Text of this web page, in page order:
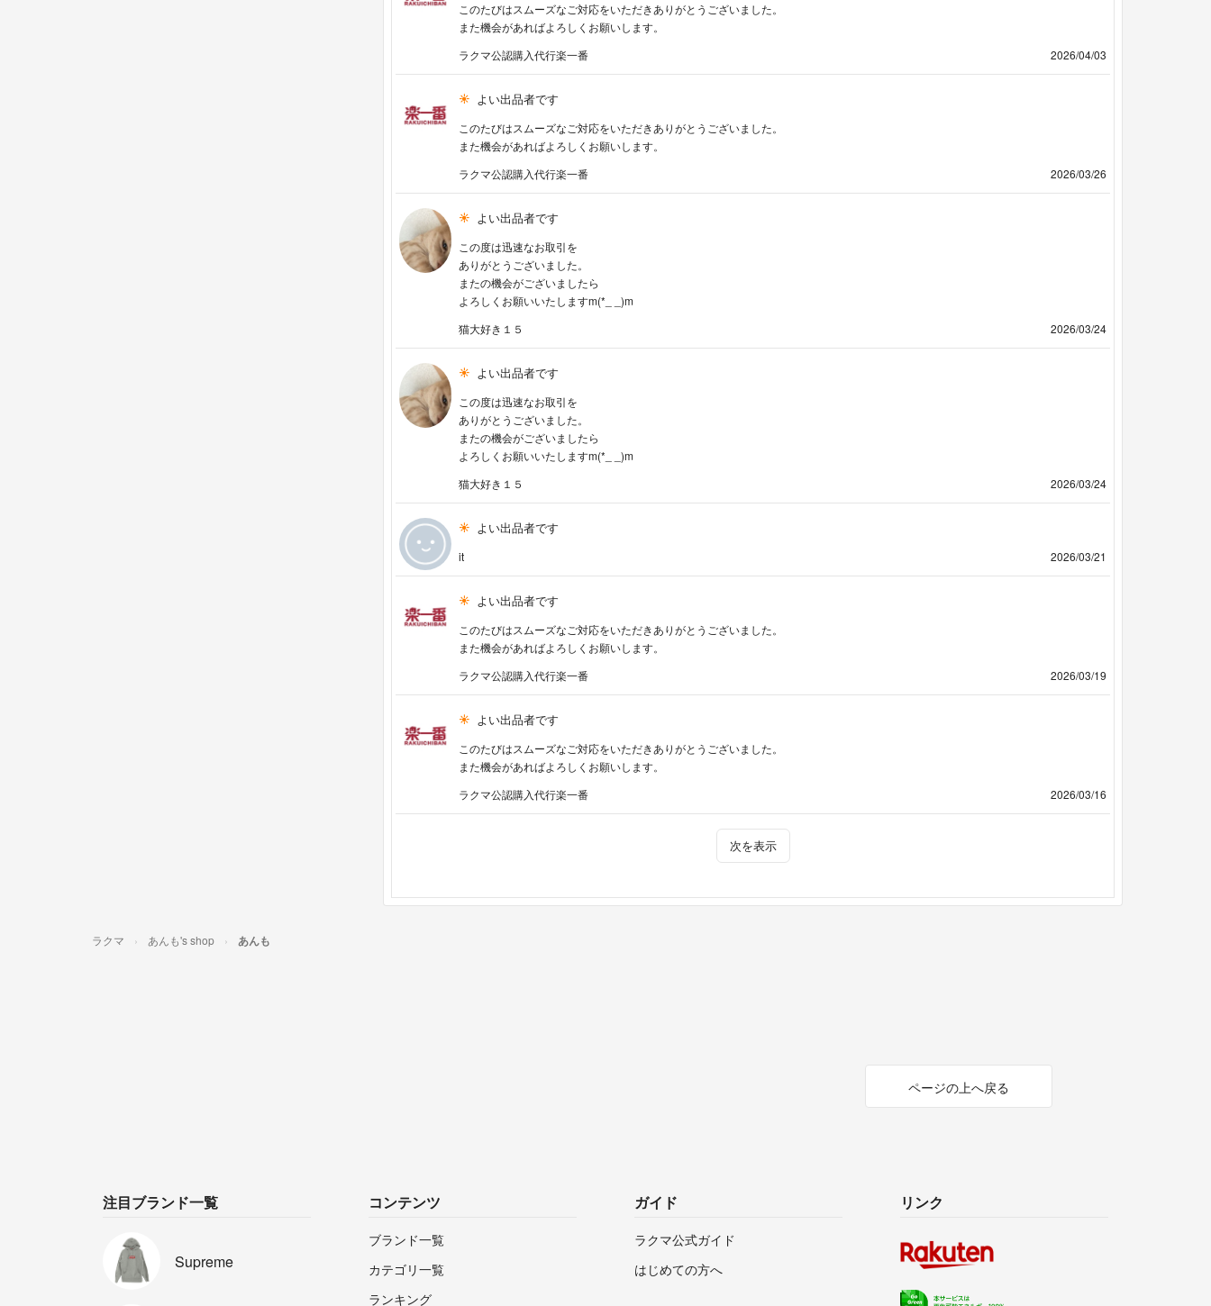
このたびはスムーズなご対応をいただきありがとうございました。
また機会があればよろしくお願いします。
ラクマ公認購入代行楽一番
2026/04/03
よい出品者です
このたびはスムーズなご対応をいただきありがとうございました。
また機会があればよろしくお願いします。
ラクマ公認購入代行楽一番
2026/03/26
よい出品者です
この度は迅速なお取引を
ありがとうございました。
またの機会がございましたら
よろしくお願いいたしますm(*_ _)m
猫大好き１５
2026/03/24
よい出品者です
この度は迅速なお取引を
ありがとうございました。
またの機会がございましたら
よろしくお願いいたしますm(*_ _)m
猫大好き１５
2026/03/24
よい出品者です
it 2026/03/21
よい出品者です
このたびはスムーズなご対応をいただきありがとうございました。
また機会があればよろしくお願いします。
ラクマ公認購入代行楽一番
2026/03/19
よい出品者です
このたびはスムーズなご対応をいただきありがとうございました。
また機会があればよろしくお願いします。
ラクマ公認購入代行楽一番
2026/03/16
次を表示
ラクマ あんも's shop あんも
ページの上へ戻る
注目ブランド一覧
Supreme
コンテンツ
ブランド一覧
カテゴリ一覧
ランキング
ガイド
ラクマ公式ガイド
はじめての方へ
リンク